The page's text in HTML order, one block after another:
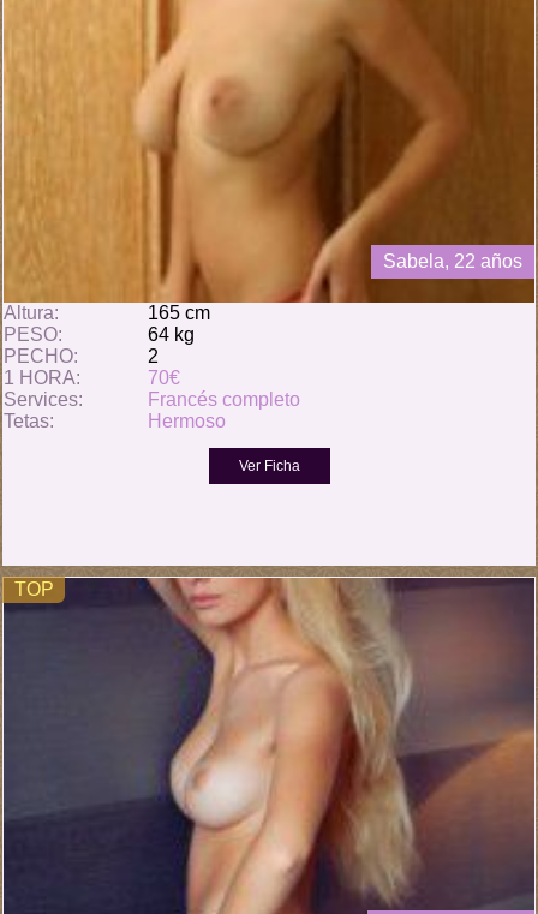
Sabela, 22 años
Altura:
165 cm
PESO:
64 kg
PECHO:
2
1 HORA:
70€
Services:
Francés completo
Tetas:
Hermoso
TOP